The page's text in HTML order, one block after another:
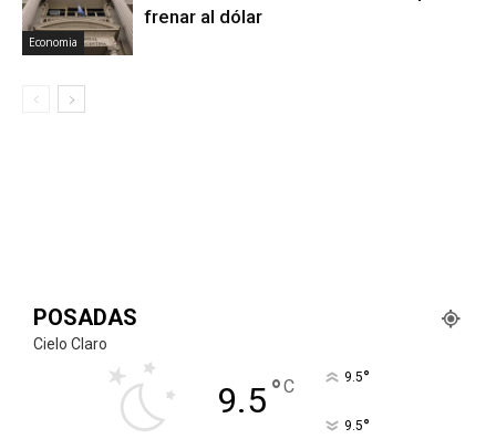
Economia
frenar al dólar
POSADAS
Cielo Claro
9.5°C 9.5°
9.5°